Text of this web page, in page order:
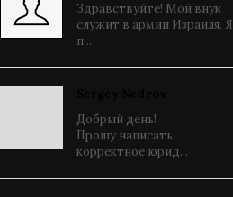
Здравствуйте! Мой внук
служит в армии Израиля. Я
п...
Добрый день!
Прошу написать
корректное юрид...